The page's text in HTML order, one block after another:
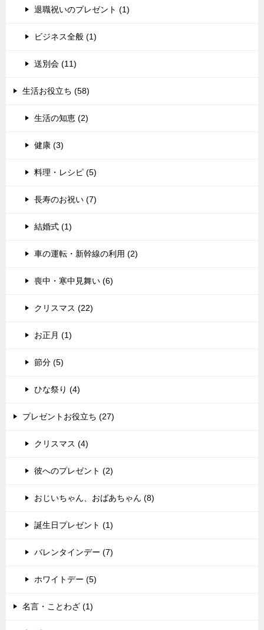
退職祝いのプレゼント (1)
ビジネス全般 (1)
送別会 (11)
生活お役立ち (58)
生活の知恵 (2)
健康 (3)
料理・レシピ (5)
長寿のお祝い (7)
結婚式 (1)
車の運転・新幹線の利用 (2)
喪中・寒中見舞い (6)
クリスマス (22)
お正月 (1)
節分 (5)
ひな祭り (4)
プレゼントお役立ち (27)
クリスマス (4)
彼へのプレゼント (2)
おじいちゃん、おばあちゃん (8)
誕生日プレゼント (1)
バレンタインデー (7)
ホワイトデー (5)
名言・ことわざ (1)